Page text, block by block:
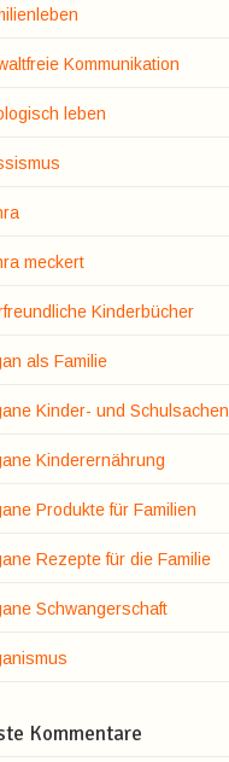
Kommunikation
leben
meckert
Kinderbücher
als Familie
Kinder- und Schulsachen
Kinderernährung
Produkte für Familien
Rezepte für die Familie
Schwangerschaft
Kommentare